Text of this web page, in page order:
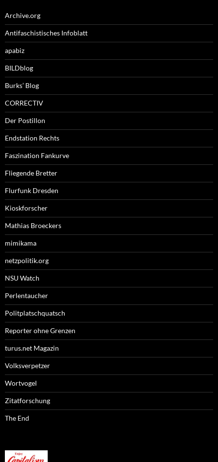
Archive.org
Antifaschistisches Infoblatt
apabiz
BILDblog
Burks’ Blog
CORRECTIV
Der Postillon
Endstation Rechts
Faszination Fankurve
Fliegende Bretter
Flurfunk Dresden
Kioskforscher
Mathias Broeckers
mimikama
netzpolitik.org
NSU Watch
Perlentaucher
Politplatschquatsch
Reporter ohne Grenzen
turus.net Magazin
Volksverpetzer
Wortvogel
Zitatforschung
The End